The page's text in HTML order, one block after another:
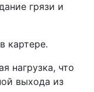
грязи и
картере.
нагрузка, что
выхода из